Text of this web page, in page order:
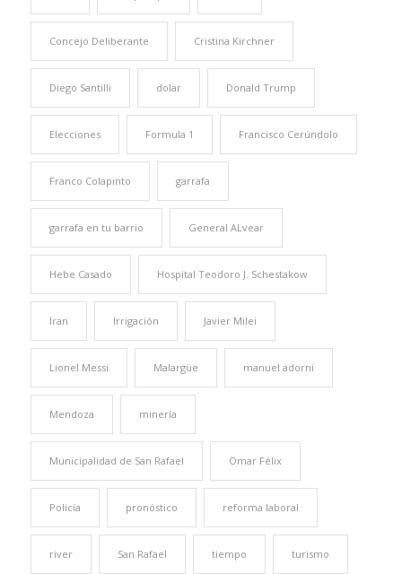
Concejo Deliberante Cristina Kirchner
Diego Santilli dolar Donald Trump
Elecciones Formula 1 Francisco Cerúndolo
Franco Colapinto garrafa
garrafa en tu barrio General ALvear
Hebe Casado Hospital Teodoro J. Schestakow
Iran Irrigación Javier Milei
Lionel Messi Malargüe manuel adorni
Mendoza minería
Municipalidad de San Rafael Omar Félix
Policía pronóstico reforma laboral
river San Rafael tiempo turismo